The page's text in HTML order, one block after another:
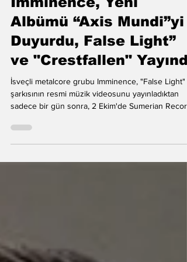
Imminence, Yeni
Albümü “Axis Mundi”yi
Duyurdu, False Light”
ve "Crestfallen"
İsveçli metalcore grubu Imminence, "False Light"
şarkısının resmi müzik videosunu yayınladıktan
sadece bir gün sonra, 2 Ekim'de Sumerian
Trebukhin'in yönettiği sinematik "False Light"